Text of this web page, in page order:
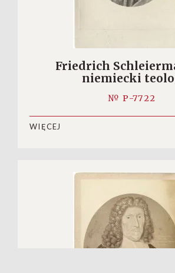
Friedrich
niemiecki
№ P-7722
WIĘCEJ